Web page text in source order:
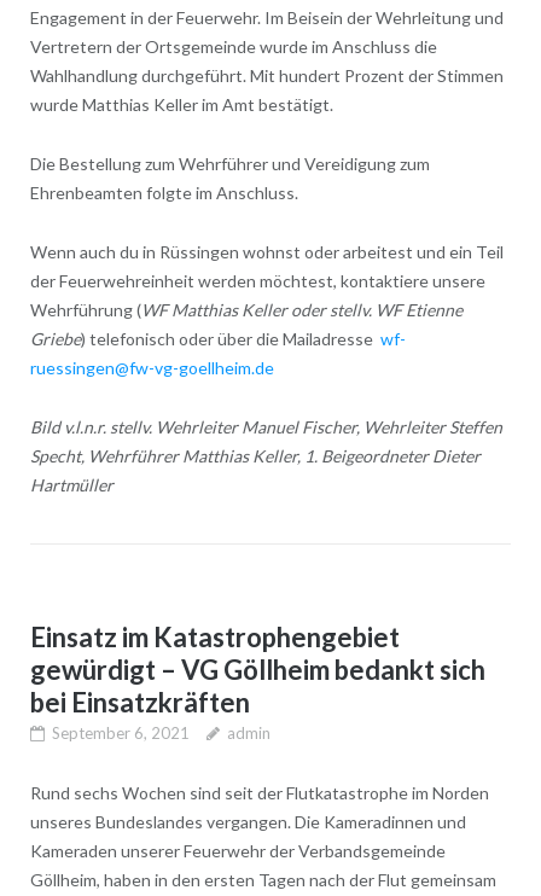
Engagement in der Feuerwehr. Im Beisein der Wehrleitung und
Vertretern der Ortsgemeinde wurde im Anschluss die
Wahlhandlung durchgeführt. Mit hundert Prozent der Stimmen
wurde Matthias Keller im Amt bestätigt.
Die Bestellung zum Wehrführer und Vereidigung zum
Ehrenbeamten folgte im Anschluss.
Wenn auch du in Rüssingen wohnst oder arbeitest und ein Teil
der Feuerwehreinheit werden möchtest, kontaktiere unsere
Wehrführung (WF Matthias Keller oder stellv. WF Etienne
Griebe) telefonisch oder über die Mailadresse wf-
ruessingen@fw-vg-goellheim.de
Bild v.l.n.r. stellv. Wehrleiter Manuel Fischer, Wehrleiter Steffen
Specht, Wehrführer Matthias Keller, 1. Beigeordneter Dieter
Hartmüller
Einsatz im Katastrophengebiet
gewürdigt – VG Göllheim bedankt sich
bei Einsatzkräften
September 6, 2021 admin
Rund sechs Wochen sind seit der Flutkatastrophe im Norden
unseres Bundeslandes vergangen. Die Kameradinnen und
Kameraden unserer Feuerwehr der Verbandsgemeinde
Göllheim, haben in den ersten Tagen nach der Flut gemeinsam